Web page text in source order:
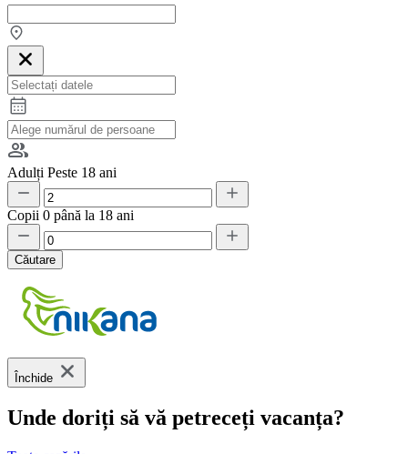
Adulți Peste 18 ani
Copii 0 până la 18 ani
Căutare
Închide
Unde doriți să vă petreceți vacanța?